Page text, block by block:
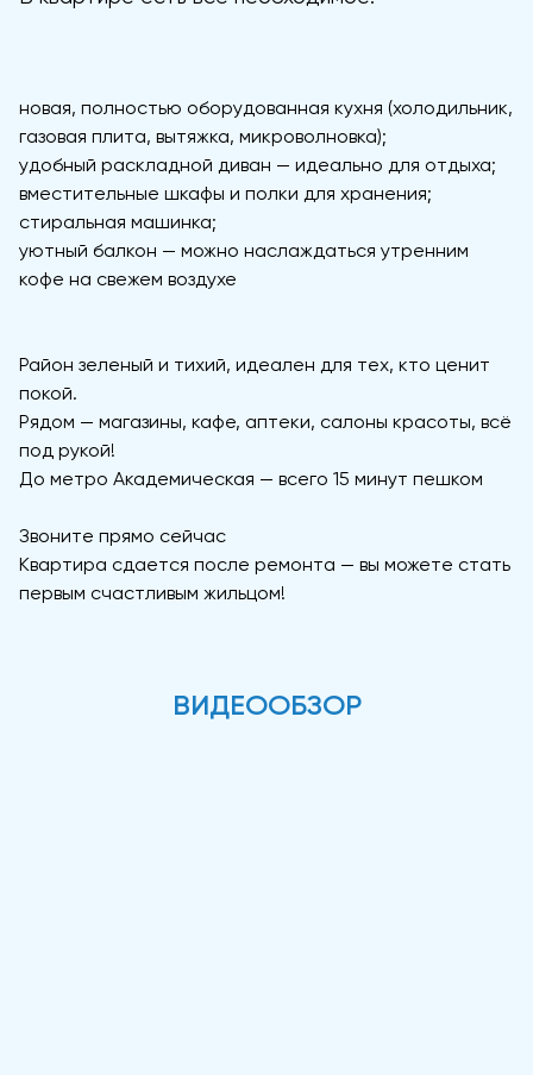
новая, полностью оборудованная кухня (холодильник,
газовая плита, вытяжка, микроволновка);
удобный раскладной диван — идеально для отдыха;
вместительные шкафы и полки для хранения;
стиральная машинка;
уютный балкон — можно наслаждаться утренним
кофе на свежем воздухе
Район зеленый и тихий, идеален для тех, кто ценит
покой.
Рядом — магазины, кафе, аптеки, салоны красоты, всё
под рукой!
До метро Академическая — всего 15 минут пешком ‍️
Звоните прямо сейчас
Квартира сдается после ремонта — вы можете стать
первым счастливым жильцом! ️
ВИДЕООБЗОР